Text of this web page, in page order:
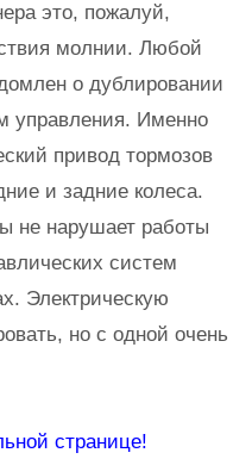
это, пожалуй,
молнии. Любой
о дублировании
управления. Именно
привод тормозов
и задние колеса.
не нарушает работы
систем
Электрическую
но с одной очень
странице!